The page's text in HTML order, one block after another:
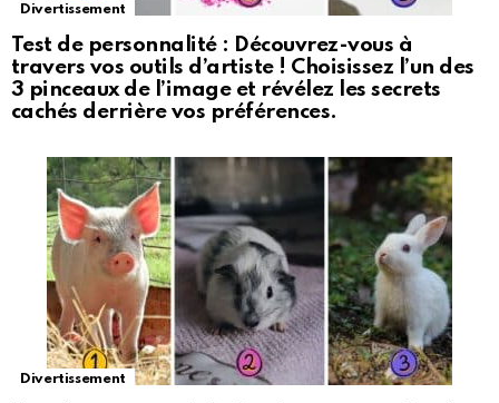
Divertissement
Test de personnalité : Découvrez-vous à
travers vos outils d’artiste ! Choisissez l’un des
3 pinceaux de l’image et révélez les secrets
cachés derrière vos préférences.
Divertissement